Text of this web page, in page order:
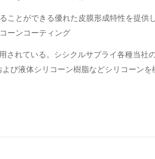
とができる優れた皮膜形成特性を提供
ーンコーティング
されている。シシクルサプライ各種当
び液体シリコーン樹脂などシリコーン